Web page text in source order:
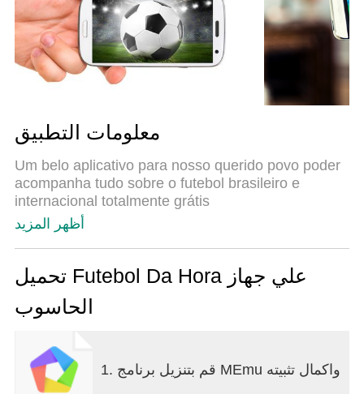
معلومات التطبيق
Um belo aplicativo para nosso querido povo poder
acompanha tudo sobre o futebol brasileiro e
internacional totalmente grátis
أظهر المزيد
تحميل Futebol Da Hora علي جهاز
الحاسوب
1. قم بتنزيل برنامج MEmu واكمال تثبيته